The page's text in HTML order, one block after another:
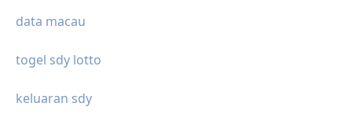
data macau
togel sdy lotto
keluaran sdy